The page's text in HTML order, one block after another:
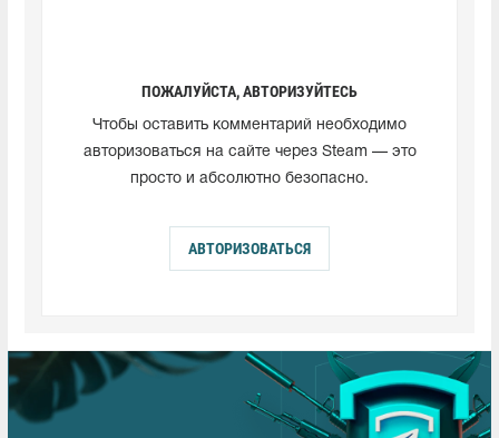
ПОЖАЛУЙСТА, АВТОРИЗУЙТЕСЬ
Чтобы оставить комментарий необходимо
авторизоваться на сайте через Steam — это
просто и абсолютно безопасно.
АВТОРИЗОВАТЬСЯ